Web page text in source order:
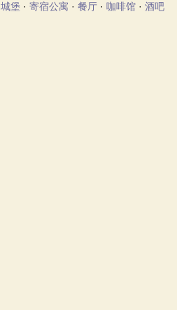
城堡 · 寄宿公寓 · 餐厅 · 咖啡馆 · 酒吧